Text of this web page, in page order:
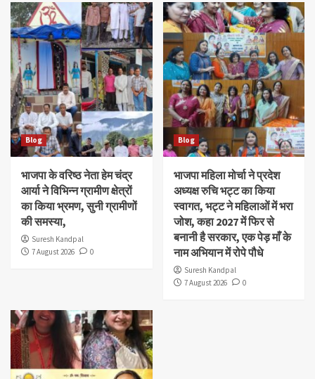
Blog
भाजपा के वरिष्ठ नेता हेम चंद्र
आर्या ने विभिन्न ग्रामीण क्षेत्रों
का किया भ्रमण, सुनी ग्रामीणों
की समस्या,
Suresh Kandpal
7 August 2026
0
Blog
भाजपा महिला मोर्चा ने प्रदेश
अध्यक्ष रुचि भट्ट का किया
स्वागत, भट्ट ने महिलाओं में भरा
जोश, कहा 2027 में फिर से
बनानी है सरकार, एक पेड़ माँ के
नाम अभियान में रोपे पौधे
Suresh Kandpal
7 August 2026
0